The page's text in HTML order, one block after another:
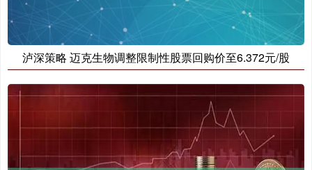
泸深策略 迈克生物调整限制性股票回购价至6.372元/股